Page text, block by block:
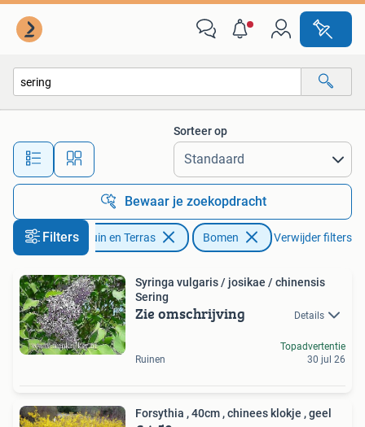
Alle afstanden…
Sorteer op
Bewaar je zoekopdracht
Filters Tuin en Terras Bomen Verwijder filters
Syringa vulgaris / josikae / chinensis
Sering
Zie omschrijving Details
Ruinen
Topadvertentie
30 jul 26
Forsythia , 40cm , chinees klokje , geel